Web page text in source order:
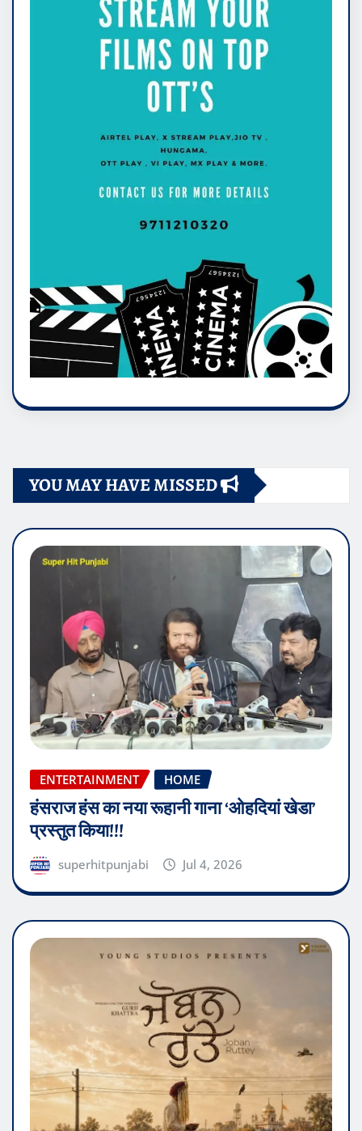
YOU MAY HAVE MISSED
ENTERTAINMENT HOME
हंसराज हंस का नया रूहानी गाना ‘ओहदियां खेडा’
प्रस्तुत किया!!!
superhitpunjabi Jul 4, 2026